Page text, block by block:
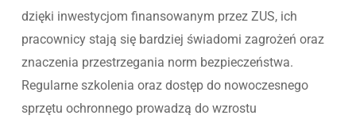
dzięki inwestycjom finansowanym przez ZUS, ich
pracownicy stają się bardziej świadomi zagrożeń oraz
znaczenia przestrzegania norm bezpieczeństwa.
Regularne szkolenia oraz dostęp do nowoczesnego
sprzętu ochronnego prowadzą do wzrostu